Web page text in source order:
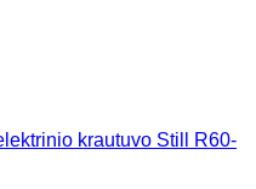
krautuvo Still R60-